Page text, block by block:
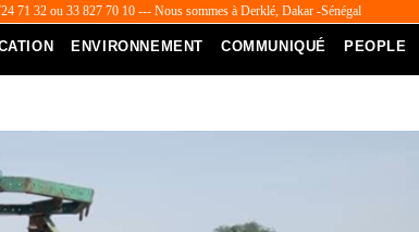
71 32 ou 33 827 70 10 --- Nous sommes à Derklé, Dakar -Sénégal
ENVIRONNEMENT COMMUNIQUÉ PEOPLE